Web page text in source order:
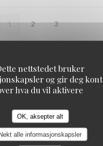
nettstedet bruker
og gir deg
hva du vil aktivere
OK, aksepter alt
alle informasjonskapsler
1 2 3